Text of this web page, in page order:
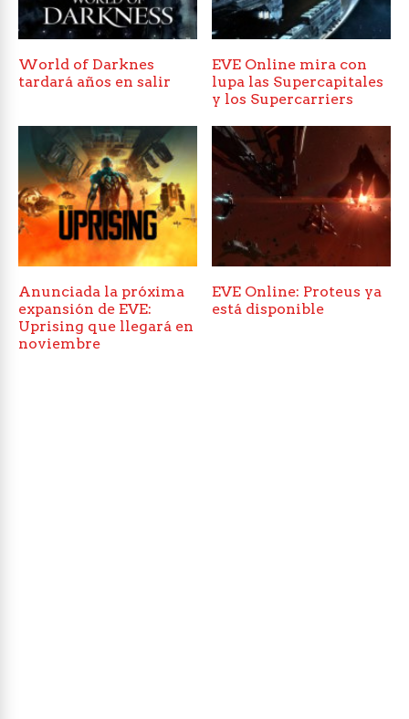
World of Darknes
tardará años en salir
EVE Online mira con
lupa las Supercapitales
y los Supercarriers
Anunciada la próxima
expansión de EVE:
Uprising que llegará en
noviembre
EVE Online: Proteus ya
está disponible